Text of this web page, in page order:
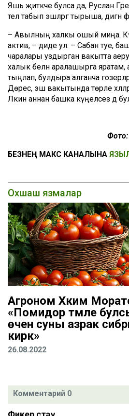
Яшь җитәкче булса да, Руслан
тел табып эшләргә тырыша,
– Авылның халкы ошый миңа.
актив, – диде ул. – Сабан туе,
чаралары уздырган вакытта
халык белән аралашырга яратам,
тыңлап, булдыра алганча
Дөрес, эш вакытында төрле
Ләкин аннан башка күңелсез дә
Фото:
БЕЗНЕҢ МАКС КАНАЛЫНА
Охшаш язмалар
Агроном Хәким
«Помидор тәмле
өчен суны азрак
кирәк»
26.08.2022
Комментарий 0